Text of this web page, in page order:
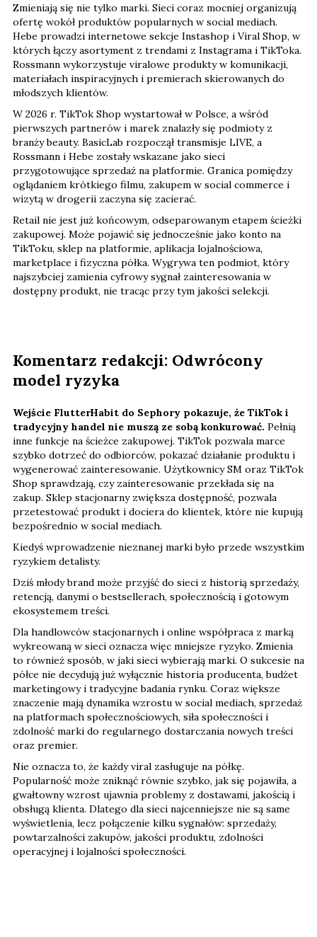
Zmieniają się nie tylko marki. Sieci coraz mocniej organizują
ofertę wokół produktów popularnych w social mediach.
Hebe prowadzi internetowe sekcje Instashop i Viral Shop, w
których łączy asortyment z trendami z Instagrama i TikToka.
Rossmann wykorzystuje viralowe produkty w komunikacji,
materiałach inspiracyjnych i premierach skierowanych do
młodszych klientów.
W 2026 r. TikTok Shop wystartował w Polsce, a wśród
pierwszych partnerów i marek znalazły się podmioty z
branży beauty. BasicLab rozpoczął transmisje LIVE, a
Rossmann i Hebe zostały wskazane jako sieci
przygotowujące sprzedaż na platformie. Granica pomiędzy
oglądaniem krótkiego filmu, zakupem w social commerce i
wizytą w drogerii zaczyna się zacierać.
Retail nie jest już końcowym, odseparowanym etapem ścieżki
zakupowej. Może pojawić się jednocześnie jako konto na
TikToku, sklep na platformie, aplikacja lojalnościowa,
marketplace i fizyczna półka. Wygrywa ten podmiot, który
najszybciej zamienia cyfrowy sygnał zainteresowania w
dostępny produkt, nie tracąc przy tym jakości selekcji.
Komentarz redakcji: Odwrócony
model ryzyka
Wejście FlutterHabit do Sephory pokazuje, że TikTok i
tradycyjny handel nie muszą ze sobą konkurować. Pełnią
inne funkcje na ścieżce zakupowej. TikTok pozwala marce
szybko dotrzeć do odbiorców, pokazać działanie produktu i
wygenerować zainteresowanie. Użytkownicy SM oraz TikTok
Shop sprawdzają, czy zainteresowanie przekłada się na
zakup. Sklep stacjonarny zwiększa dostępność, pozwala
przetestować produkt i dociera do klientek, które nie kupują
bezpośrednio w social mediach.
Kiedyś wprowadzenie nieznanej marki było przede wszystkim
ryzykiem detalisty.
Dziś młody brand może przyjść do sieci z historią sprzedaży,
retencją, danymi o bestsellerach, społecznością i gotowym
ekosystemem treści.
Dla handlowców stacjonarnych i online współpraca z marką
wykreowaną w sieci oznacza więc mniejsze ryzyko. Zmienia
to również sposób, w jaki sieci wybierają marki. O sukcesie na
półce nie decydują już wyłącznie historia producenta, budżet
marketingowy i tradycyjne badania rynku. Coraz większe
znaczenie mają dynamika wzrostu w social mediach, sprzedaż
na platformach społecznościowych, siła społeczności i
zdolność marki do regularnego dostarczania nowych treści
oraz premier.
Nie oznacza to, że każdy viral zasługuje na półkę.
Popularność może zniknąć równie szybko, jak się pojawiła, a
gwałtowny wzrost ujawnia problemy z dostawami, jakością i
obsługą klienta. Dlatego dla sieci najcenniejsze nie są same
wyświetlenia, lecz połączenie kilku sygnałów: sprzedaży,
powtarzalności zakupów, jakości produktu, zdolności
operacyjnej i lojalności społeczności.